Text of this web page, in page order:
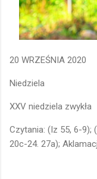
20 WRZEŚNIA 2020
Niedziela
XXV niedziela zwykła
Czytania: (Iz 55, 6-9);
20c-24. 27a);